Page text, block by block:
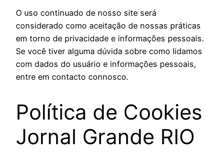
O uso continuado de nosso site será
considerado como aceitação de nossas práticas
em torno de privacidade e informações pessoais.
Se você tiver alguma dúvida sobre como lidamos
com dados do usuário e informações pessoais,
entre em contacto connosco.
Política de Cookies
Jornal Grande RIO